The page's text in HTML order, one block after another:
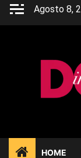
Skip
Agosto 8,
HOME